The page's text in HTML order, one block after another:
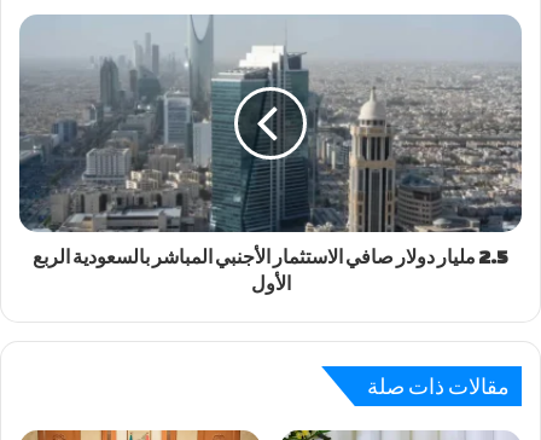
2.5 مليار دولار صافي الاستثمار الأجنبي المباشر بالسعودية الربع
الأول
مقالات ذات صلة